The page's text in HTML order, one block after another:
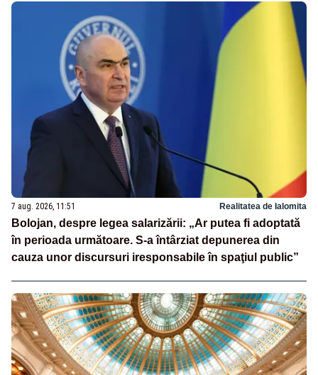
7 aug. 2026, 11:51 Realitatea de Ialomita
Bolojan, despre legea salarizării: „Ar putea fi adoptată
în perioada următoare. S-a întârziat depunerea din
cauza unor discursuri iresponsabile în spaţiul public”